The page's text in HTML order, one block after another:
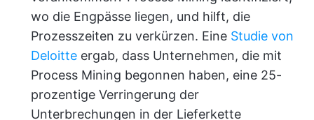
wo die Engpässe liegen, und hilft, die
Prozesszeiten zu verkürzen. Eine Studie von
Deloitte ergab, dass Unternehmen, die mit
Process Mining begonnen haben, eine 25-
prozentige Verringerung der
Unterbrechungen in der Lieferkette